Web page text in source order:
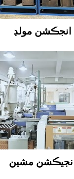
انجڪشن مولڊ
انجيڪشن مشين